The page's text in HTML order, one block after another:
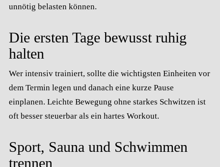
unnötig belasten können.
Die ersten Tage bewusst ruhig
halten
Wer intensiv trainiert, sollte die wichtigsten Einheiten vor
dem Termin legen und danach eine kurze Pause
einplanen. Leichte Bewegung ohne starkes Schwitzen ist
oft besser steuerbar als ein hartes Workout.
Sport, Sauna und Schwimmen
trennen